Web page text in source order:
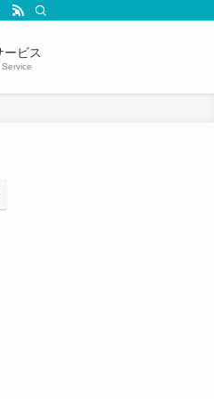
ービス
Service